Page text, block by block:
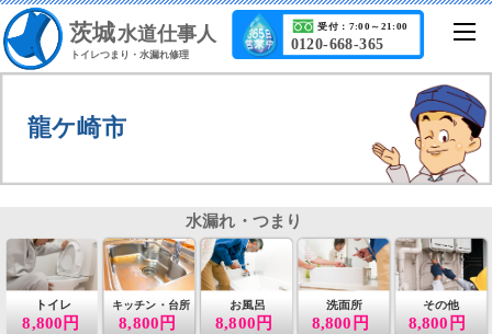
茨城水道仕事人
トイレつまり・水漏れ修理
0120-668-365
受付：7:00～21:00
龍ケ崎市
8,800円
トイレ
8,800円
キッチン・台所 お風呂
8,800円
洗面所
8,800円
その他
8,800円
水漏れ・つまり